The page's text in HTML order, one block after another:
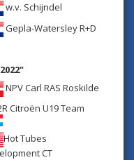
w.v. Schijndel
Gepla-Watersley R+D
NPV Carl RAS Roskilde
Citroën U19 Team
Hot Tubes
CT